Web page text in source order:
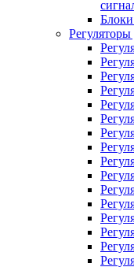
Регуляторы